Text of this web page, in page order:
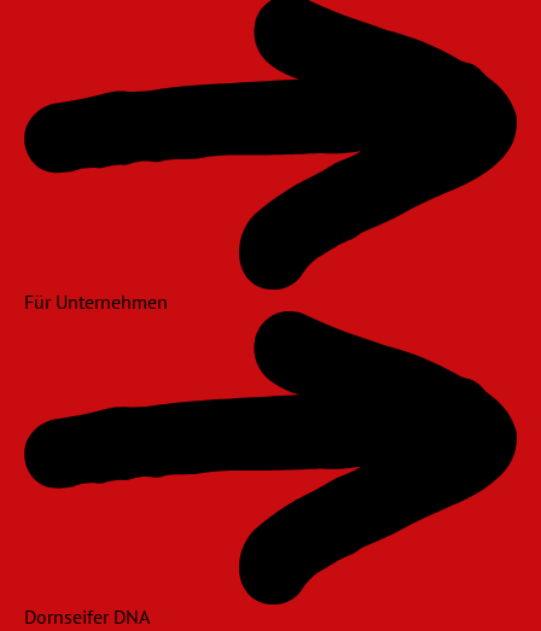
Für Unternehmen
Dornseifer DNA